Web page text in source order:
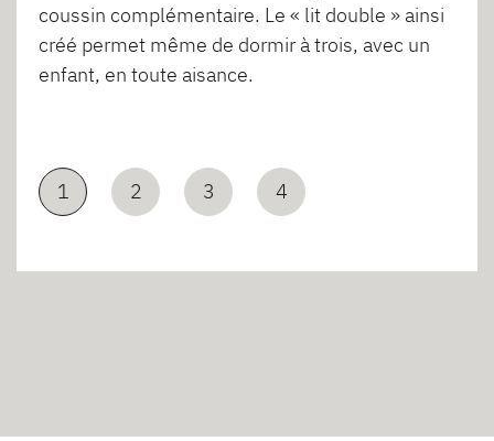
coussin complémentaire. Le « lit double » ainsi
créé permet même de dormir à trois, avec un
enfant, en toute aisance.
1 2 3 4